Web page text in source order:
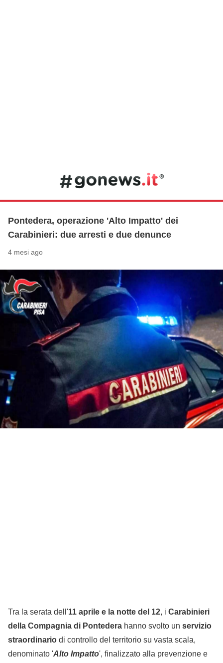
Pontedera, operazione 'Alto Impatto' dei
Carabinieri: due arresti e due denunce
4 mesi ago
Tra la serata dell'11 aprile e la notte del 12, i Carabinieri
della Compagnia di Pontedera hanno svolto un servizio
straordinario di controllo del territorio su vasta scala,
denominato 'Alto Impatto', finalizzato alla prevenzione e